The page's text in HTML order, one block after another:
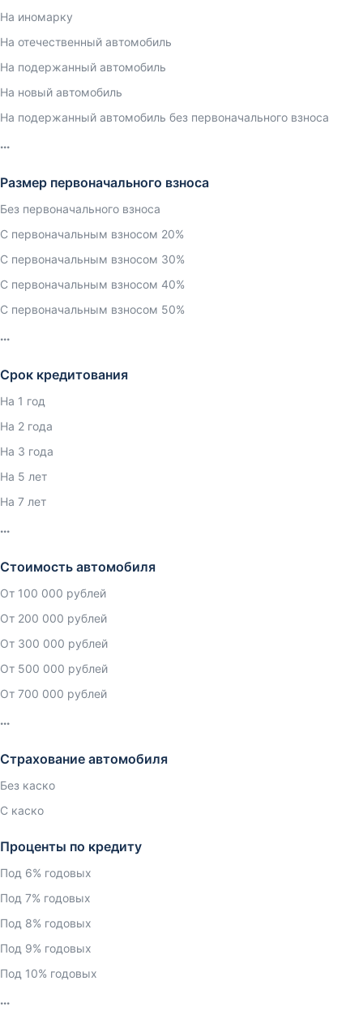
На иномарку
На отечественный автомобиль
На подержанный автомобиль
На новый автомобиль
На подержанный автомобиль без первоначального взноса
Размер первоначального взноса
Без первоначального взноса
С первоначальным взносом 20%
С первоначальным взносом 30%
С первоначальным взносом 40%
С первоначальным взносом 50%
Срок кредитования
На 1 год
На 2 года
На 3 года
На 5 лет
На 7 лет
Стоимость автомобиля
От 100 000 рублей
От 200 000 рублей
От 300 000 рублей
От 500 000 рублей
От 700 000 рублей
Страхование автомобиля
Без каско
С каско
Проценты по кредиту
Под 6% годовых
Под 7% годовых
Под 8% годовых
Под 9% годовых
Под 10% годовых